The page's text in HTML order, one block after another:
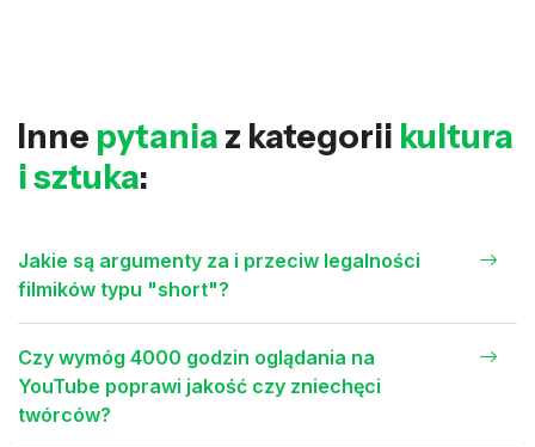
Inne pytania z kategorii kultura
i sztuka:
Jakie są argumenty za i przeciw legalności
filmików typu "short"?
Czy wymóg 4000 godzin oglądania na
YouTube poprawi jakość czy zniechęci
twórców?